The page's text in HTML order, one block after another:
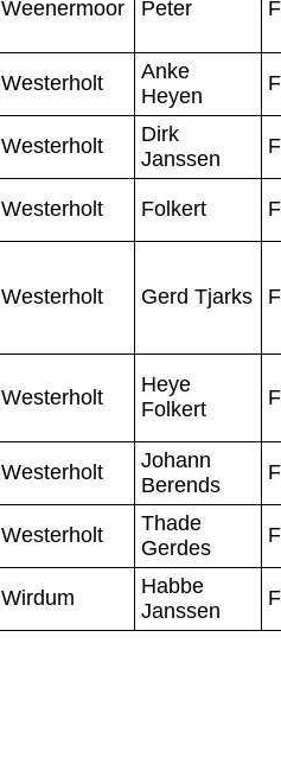
Weenermoor Peter
Westerholt
Anke
Heyen
Westerholt
Dirk
Janssen
Westerholt Folkert
Westerholt Gerd Tjarks
Westerholt
Heye
Folkert
Westerholt
Johann
Berends
Westerholt
Thade
Gerdes
Wirdum
Habbe
Janssen